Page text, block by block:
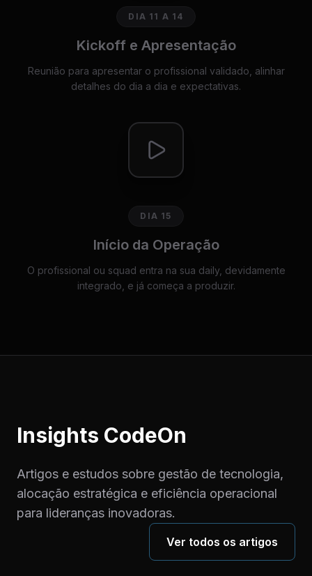
DIA 11 A 14
Kickoff e Apresentação
Reunião para apresentar o profissional validado, alinhar
detalhes do dia a dia e expectativas.
DIA 15
Início da Operação
O profissional ou squad entra na sua daily, devidamente
integrado, e já começa a produzir.
Insights CodeOn
Artigos e estudos sobre gestão de tecnologia,
alocação estratégica e eficiência operacional
para lideranças inovadoras.
Ver todos os artigos